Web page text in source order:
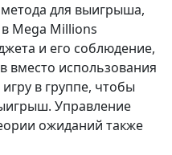
для выигрыша,
Mega Millions
и его соблюдение,
вместо использования
в группе, чтобы
Управление
ожиданий также